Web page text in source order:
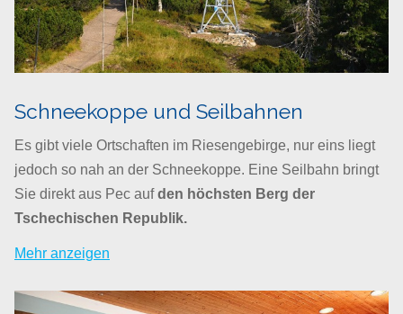
Schneekoppe und Seilbahnen
Es gibt viele Ortschaften im Riesengebirge, nur eins liegt
jedoch so nah an der Schneekoppe. Eine Seilbahn bringt
Sie direkt aus Pec aufden höchsten Berg der
Tschechischen Republik.
Mehr anzeigen